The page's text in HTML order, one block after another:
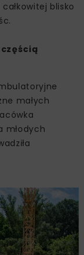
blisko
małych
młodych